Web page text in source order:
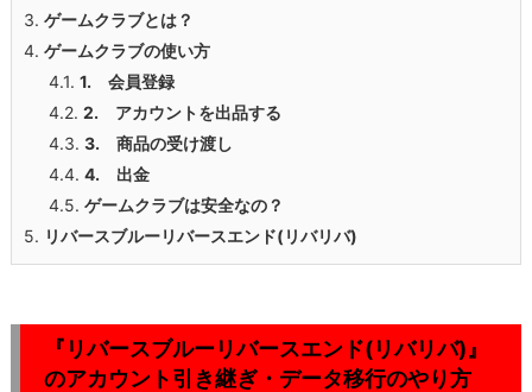
3. ゲームクラブとは？
4. ゲームクラブの使い方
4.1. 1. 会員登録
4.2. 2. アカウントを出品する
4.3. 3. 商品の受け渡し
4.4. 4. 出金
4.5. ゲームクラブは安全なの？
5. リバースブルーリバースエンド(リバリバ)
『リバースブルーリバースエンド(リバリバ)』
のアカウント引き継ぎ・データ移行のやり方